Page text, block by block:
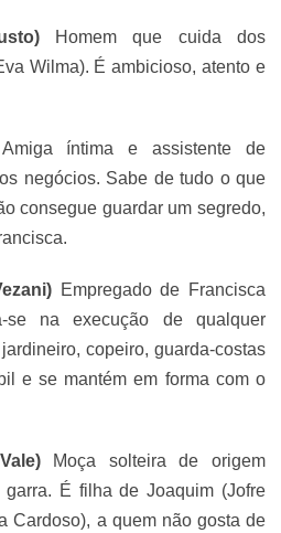
Homem que cuida dos
Wilma). É ambicioso, atento e
íntima e assistente de
negócios. Sabe de tudo o que
consegue guardar um segredo,
Empregado de Francisca
se na execução de qualquer
copeiro, guarda-costas
e se mantém em forma com o
Moça solteira de origem
É filha de Joaquim (Jofre
Cardoso), a quem não gosta de